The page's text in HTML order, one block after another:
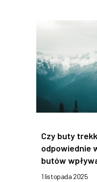
Czy buty
odpowiednie
butów
1 listopada 2025